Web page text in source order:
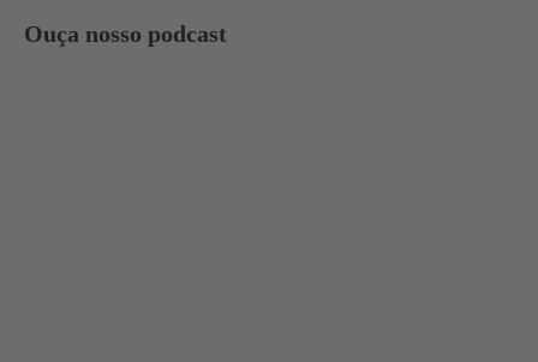
Ouça nosso podcast